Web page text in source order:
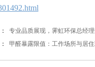
专业品质展现，霁虹环保总经
甲醛暴露限值：工作场所与居